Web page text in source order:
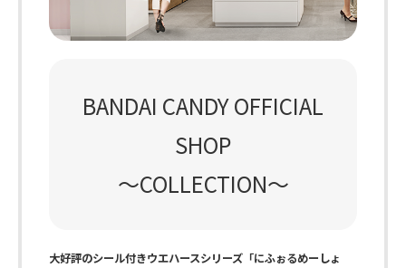
BANDAI CANDY OFFICIAL
SHOP
～COLLECTION～
大好評のシール付きウエハースシリーズ「にふぉるめーしょ